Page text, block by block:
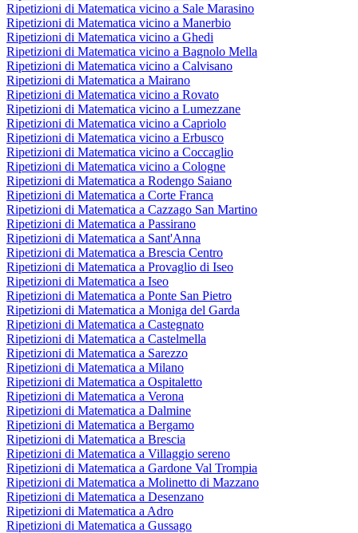
Ripetizioni di Matematica vicino a Sale Marasino
Ripetizioni di Matematica vicino a Manerbio
Ripetizioni di Matematica vicino a Ghedi
Ripetizioni di Matematica vicino a Bagnolo Mella
Ripetizioni di Matematica vicino a Calvisano
Ripetizioni di Matematica a Mairano
Ripetizioni di Matematica vicino a Rovato
Ripetizioni di Matematica vicino a Lumezzane
Ripetizioni di Matematica vicino a Capriolo
Ripetizioni di Matematica vicino a Erbusco
Ripetizioni di Matematica vicino a Coccaglio
Ripetizioni di Matematica vicino a Cologne
Ripetizioni di Matematica a Rodengo Saiano
Ripetizioni di Matematica a Corte Franca
Ripetizioni di Matematica a Cazzago San Martino
Ripetizioni di Matematica a Passirano
Ripetizioni di Matematica a Sant'Anna
Ripetizioni di Matematica a Brescia Centro
Ripetizioni di Matematica a Provaglio di Iseo
Ripetizioni di Matematica a Iseo
Ripetizioni di Matematica a Ponte San Pietro
Ripetizioni di Matematica a Moniga del Garda
Ripetizioni di Matematica a Castegnato
Ripetizioni di Matematica a Castelmella
Ripetizioni di Matematica a Sarezzo
Ripetizioni di Matematica a Milano
Ripetizioni di Matematica a Ospitaletto
Ripetizioni di Matematica a Verona
Ripetizioni di Matematica a Dalmine
Ripetizioni di Matematica a Bergamo
Ripetizioni di Matematica a Brescia
Ripetizioni di Matematica a Villaggio sereno
Ripetizioni di Matematica a Gardone Val Trompia
Ripetizioni di Matematica a Molinetto di Mazzano
Ripetizioni di Matematica a Desenzano
Ripetizioni di Matematica a Adro
Ripetizioni di Matematica a Gussago